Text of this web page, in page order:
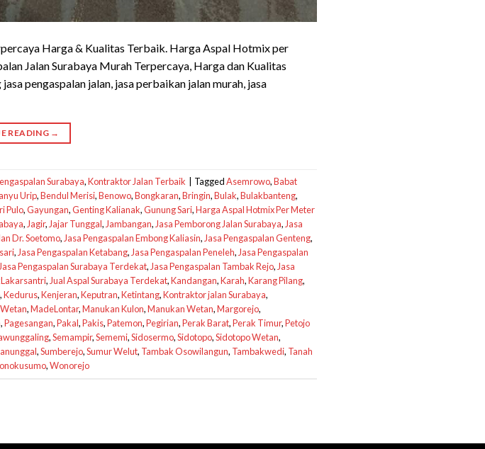
Harga & Kualitas Terbaik. Harga Aspal Hotmix per
Jalan Surabaya Murah Terpercaya, Harga dan Kualitas
pengaspalan jalan, jasa perbaikan jalan murah, jasa
READING →
Surabaya,Kontraktor Jalan Terbaik TaggedAsemrowo,Babat
Urip,Bendul Merisi,Benowo,Bongkaran,Bringin,Bulak,Bulakbanteng,
Pulo,Gayungan,Genting Kalianak,Gunung Sari,Harga Aspal Hotmix Per Meter
, Jagir, Jajar Tunggal, Jambangan, Jasa Pemborong Jalan Surabaya, Jasa
Dr. Soetomo, Jasa Pengaspalan Embong Kaliasin, Jasa Pengaspalan Genteng,
, Jasa Pengaspalan Ketabang, Jasa Pengaspalan Peneleh, Jasa Pengaspalan
Jasa Pengaspalan Surabaya Terdekat, Jasa Pengaspalan Tambak Rejo, Jasa
, Jual Aspal Surabaya Terdekat,Kandangan,Karah,Karang Pilang,
,Kedurus,Kenjeran,Keputran,Ketintang,Kontraktor jalan Surabaya,
,MadeLontar,Manukan Kulon,Manukan Wetan,Margorejo,
,Pagesangan,Pakal,Pakis,Patemon,Pegirian,Perak Barat,Perak Timur,Petojo
,Semampir,Sememi,Sidosermo,Sidotopo,Sidotopo Wetan,
,Sumberejo,Sumur Welut, Tambak Osowilangun, Tambakwedi, Tanah
,Wonorejo